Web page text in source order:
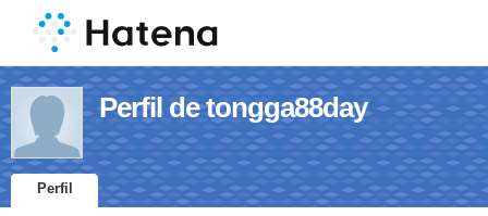
Perfil de tongga88day
Perfil